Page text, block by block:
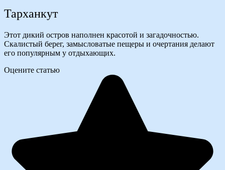
Тарханкут
Этот дикий остров наполнен красотой и загадочностью.
Скалистый берег, замысловатые пещеры и очертания делают
его популярным у отдыхающих.
Оцените статью